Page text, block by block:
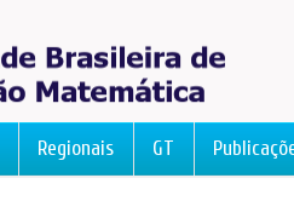
Regionais GT